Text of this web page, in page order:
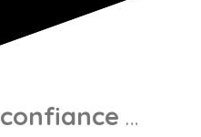
confiance …